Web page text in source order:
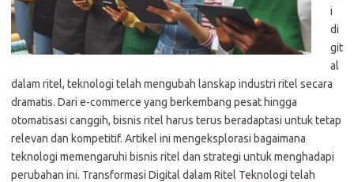
i
di
git
al
dalam ritel, teknologi telah mengubah lanskap industri ritel secara
dramatis. Dari e-commerce yang berkembang pesat hingga
otomatisasi canggih, bisnis ritel harus terus beradaptasi untuk tetap
relevan dan kompetitif. Artikel ini mengeksplorasi bagaimana
teknologi memengaruhi bisnis ritel dan strategi untuk menghadapi
perubahan ini. Transformasi Digital dalam Ritel Teknologi telah